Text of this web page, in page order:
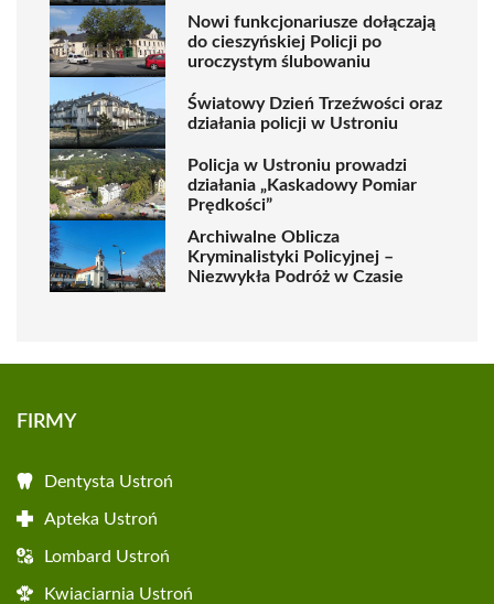
Nowi funkcjonariusze dołączają
do cieszyńskiej Policji po
uroczystym ślubowaniu
Światowy Dzień Trzeźwości oraz
działania policji w Ustroniu
Policja w Ustroniu prowadzi
działania „Kaskadowy Pomiar
Prędkości”
Archiwalne Oblicza
Kryminalistyki Policyjnej –
Niezwykła Podróż w Czasie
FIRMY
Dentysta Ustroń
Apteka Ustroń
Lombard Ustroń
Kwiaciarnia Ustroń